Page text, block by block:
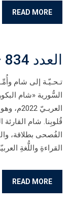
READ MORE
العدد 834 – تشرين الثاني 2022
تـحـيّـة إلى شام
السُّورية «شام
قُلوبِنا. شام القارئة
الفُصحى بطلاقة،
القراءةِ واللُّغةِ
READ MORE